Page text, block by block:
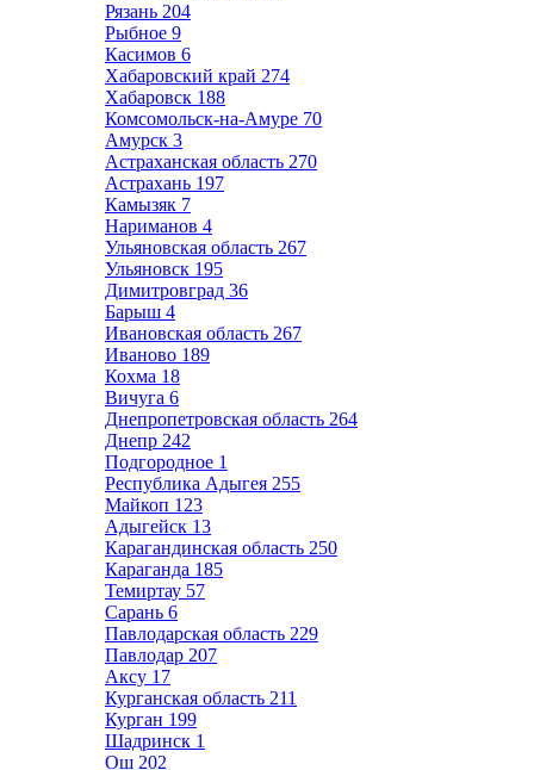
Рязань 204
Рыбное 9
Касимов 6
Хабаровский край 274
Хабаровск 188
Комсомольск-на-Амуре 70
Амурск 3
Астраханская область 270
Астрахань 197
Камызяк 7
Нариманов 4
Ульяновская область 267
Ульяновск 195
Димитровград 36
Барыш 4
Ивановская область 267
Иваново 189
Кохма 18
Вичуга 6
Днепропетровская область 264
Днепр 242
Подгородное 1
Республика Адыгея 255
Майкоп 123
Адыгейск 13
Карагандинская область 250
Караганда 185
Темиртау 57
Сарань 6
Павлодарская область 229
Павлодар 207
Аксу 17
Курганская область 211
Курган 199
Шадринск 1
Ош 202